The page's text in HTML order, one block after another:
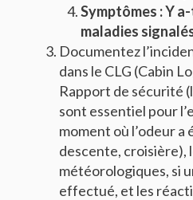
Symptômes : Y
maladies
Documentez
dans le CLG (Cabin
Rapport de sécurité
sont essentiel pour
moment où l’odeur a
descente, croisière),
météorologiques, si
effectué, et les